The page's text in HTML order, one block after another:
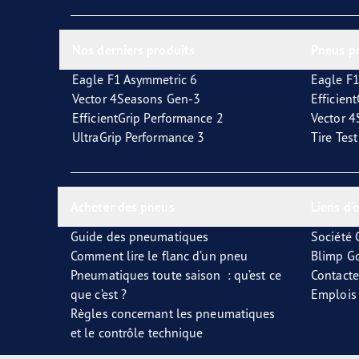
Eagle F1 Asymmetric 6
Vector 4Seasons Gen-3
EfficientGrip Performance 2
UltraGrip Performance 3
Eagle
Vector
Tire
Guide des pneumatiques
Comment lire le flanc d’un pneu
Pneumatiques toute saison : qu’est ce
que c’est ?
Règles concernant les pneumatiques
et le contrôle technique
Société
Blimp
Emplois